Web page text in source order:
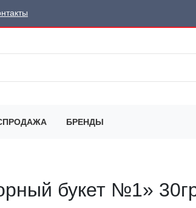
БРЕНДЫ
букет №1»